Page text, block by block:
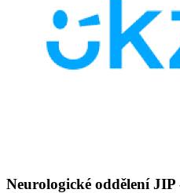
Neurologické oddělení